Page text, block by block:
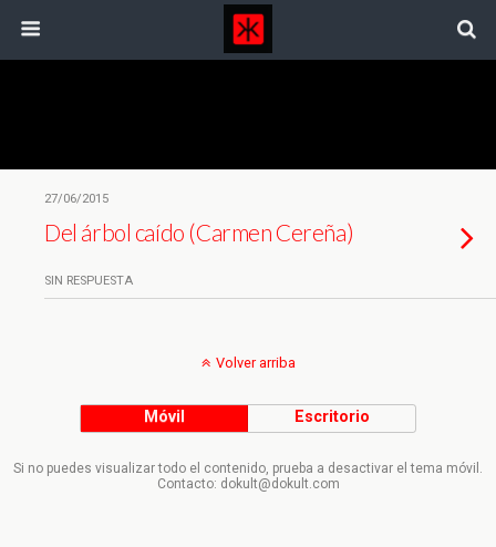
27/06/2015
Del árbol caído (Carmen Cereña)
SIN RESPUESTA
Volver arriba
Móvil Escritorio
Si no puedes visualizar todo el contenido, prueba a desactivar el tema móvil.
Contacto: dokult@dokult.com